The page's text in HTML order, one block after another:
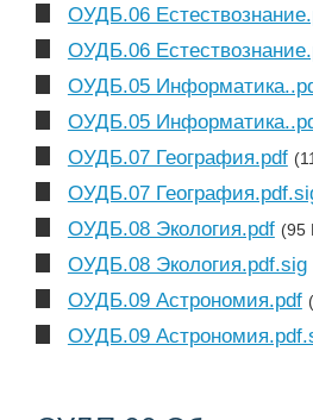
ОУДБ.06
ОУДБ.06
ОУДБ.05
ОУДБ.05
ОУДБ.07 География.pdf
ОУДБ.07
ОУДБ.08 Экология.pdf (95
ОУДБ.08 Экология.pdf.sig
ОУДБ.09 Астрономия.pdf
ОУДБ.09